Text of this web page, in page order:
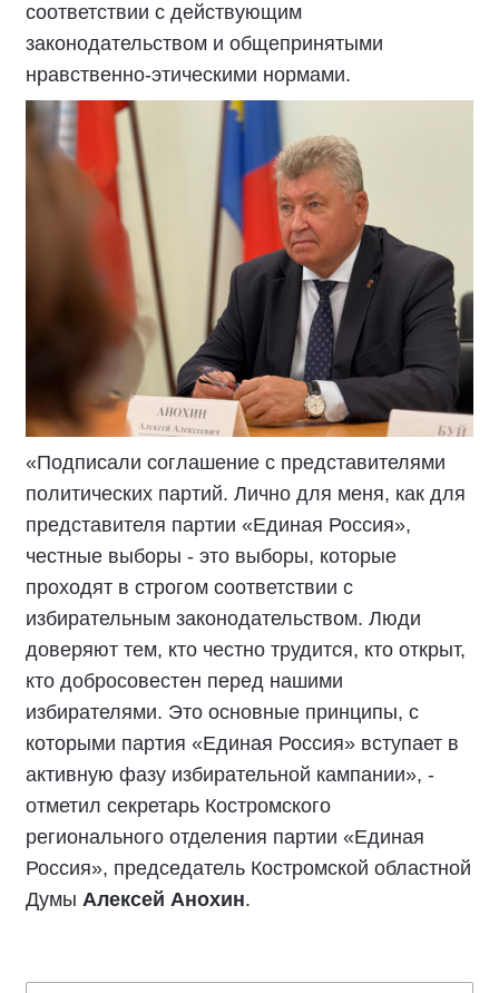
соответствии с действующим
законодательством и общепринятыми
нравственно-этическими нормами.
«Подписали соглашение с представителями
политических партий. Лично для меня, как для
представителя партии «Единая Россия»,
честные выборы - это выборы, которые
проходят в строгом соответствии с
избирательным законодательством. Люди
доверяют тем, кто честно трудится, кто открыт,
кто добросовестен перед нашими
избирателями. Это основные принципы, с
которыми партия «Единая Россия» вступает в
активную фазу избирательной кампании», -
отметил секретарь Костромского
регионального отделения партии «Единая
Россия», председатель Костромской областной
Думы Алексей Анохин.